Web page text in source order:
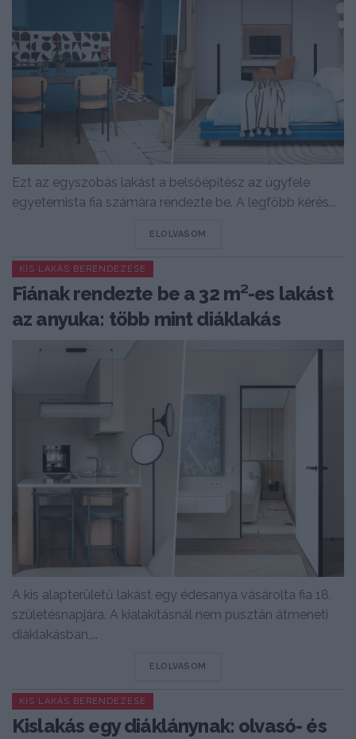
Ezt az egyszobás lakást a belsőépítész az ügyfele
egyetemista fia számára rendezte be. A legfőbb kérés...
ELOLVASOM
KIS LAKÁS BERENDEZÉSE
Fiának rendezte be a 32 m²-es lakást
az anyuka: több mint diáklakás
A kis alapterületű lakást egy édesanya vásárolta fia 18.
születésnapjára. A kialakításnál nem pusztán átmeneti
diáklakásban,...
ELOLVASOM
KIS LAKÁS BERENDEZÉSE
Kislakás egy diáklánynak: olvasó- és